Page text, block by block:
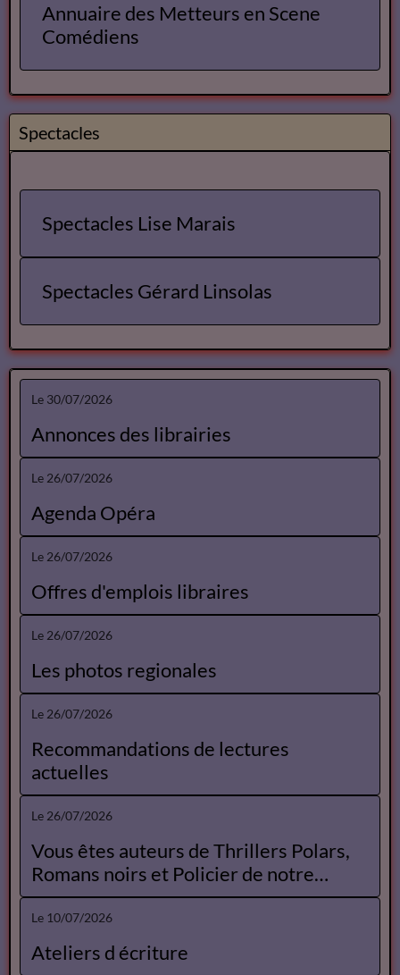
Annuaire des Metteurs en Scene
Comédiens
Spectacles
Spectacles Lise Marais
Spectacles Gérard Linsolas
Le 30/07/2026
Annonces des librairies
Le 26/07/2026
Agenda Opéra
Le 26/07/2026
Offres d'emplois libraires
Le 26/07/2026
Les photos regionales
Le 26/07/2026
Recommandations de lectures
actuelles
Le 26/07/2026
Vous êtes auteurs de Thrillers Polars,
Romans noirs et Policier de notre
Catalogue
Le 10/07/2026
Ateliers d écriture